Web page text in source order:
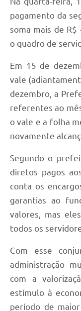
pagamento da
soma mais de
o quadro de
Em 15 de
vale
dezembro, a
referentes ao
o vale e a folha
novamente
Segundo o
diretos pagos
conta os
garantias ao
valores, mas
todos os
Com esse
administração
com a
estímulo à
período de